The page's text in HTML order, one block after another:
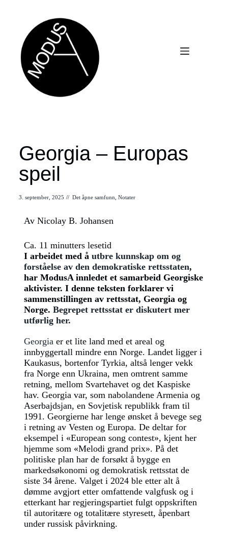
Georgia – Europas
speil
3. september, 2025 // Det åpne samfunn Notater
Av Nicolay B. Johansen
Ca. 11 minutters lesetid
I arbeidet med å utbre kunnskap om og
forståelse av den demokratiske rettsstaten,
har ModusA innledet et samarbeid Georgiske
aktivister. I denne teksten forklarer vi
sammenstillingen av rettsstat, Georgia og
Norge. Begrepet rettsstat er diskutert mer
utførlig her.
Georgiaer et lite land med et areal og
innbyggertall mindre enn Norge. Landet ligger i
Kaukasus, bortenfor Tyrkia, altså lenger vekk
fra Norge enn Ukraina, men omtrent samme
retning, mellom Svartehavet og det Kaspiske
hav. Georgia var, som nabolandene Armenia og
Aserbajdsjan, en Sovjetisk republikk fram til
1991. Georgierne har lenge ønsket å bevege seg
i retning av Vesten og Europa. De deltar for
eksempel i «European song contest», kjent her
hjemme som «Melodi grand prix». På det
politiske plan har de forsøkt å bygge en
markedsøkonomi og demokratisk rettsstat de
siste 34 årene. Valget i 2024 ble etter alt å
dømme avgjort etter omfattende valgfusk og i
etterkant har regjeringspartiet fulgt oppskriften
til autoritære og totalitære styresett, åpenbart
under russisk påvirkning.